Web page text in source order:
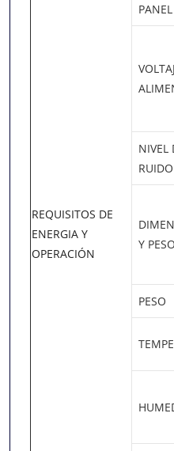
REQUISITOS DE
ENERGIA Y
OPERACIÓN
NIVEL
RUIDO
Y PESO
PESO